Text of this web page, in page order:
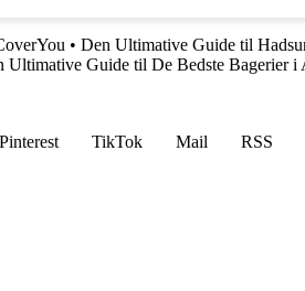
• Den Ultimative Guide til
Ultimative Guide til De Bedste Bagerier i
Pinterest TikTok Mail
RSS